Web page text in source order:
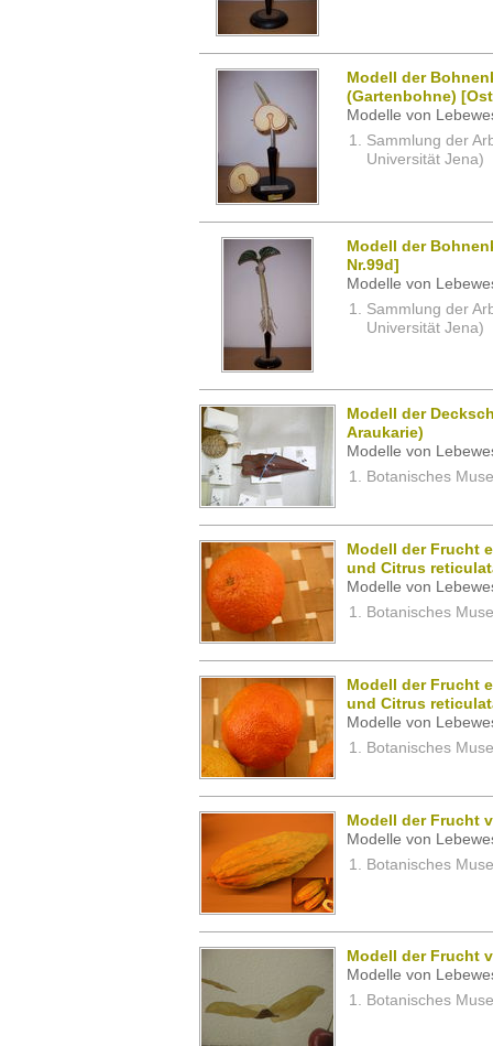
Modell der
(Gartenbohne)
Modelle von
Sammlung der
Universität Jena)
Modell der
Nr.99d]
Modelle von
Sammlung der
Universität Jena)
Modell der
Araukarie)
Modelle von
Botanisches
Modell der Frucht
und Citrus
Modelle von
Botanisches
Modell der Frucht
und Citrus
Modelle von
Botanisches
Modell der Frucht
Modelle von
Botanisches
Modell der Frucht
Modelle von
Botanisches